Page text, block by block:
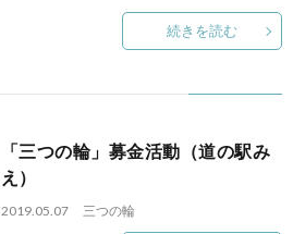
い
実
続きを読む
「三つの輪」募金活動（道の駅み
え）
2019.05.07 三つの輪